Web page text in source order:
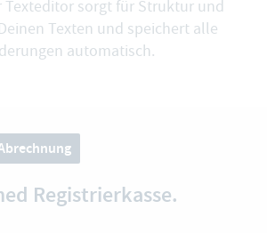
Texteditor sorgt für Struktur und
Texten und speichert alle
automatisch.
Registrierkasse.